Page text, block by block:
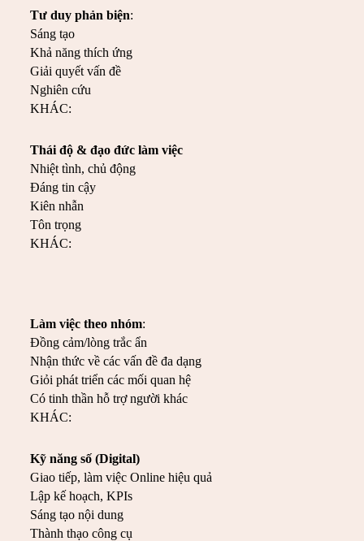
Tư duy phản biện:
Sáng tạo
Khả năng thích ứng
Giải quyết vấn đề
Nghiên cứu
KHÁC:
Thái độ & đạo đức làm việc
Nhiệt tình, chủ động
Đáng tin cậy
Kiên nhẫn
Tôn trọng
KHÁC:
Làm việc theo nhóm:
Đồng cảm/lòng trắc ẩn
Nhận thức về các vấn đề đa dạng
Giỏi phát triển các mối quan hệ
Có tinh thần hỗ trợ người khác
KHÁC:
Kỹ năng số (Digital)
Giao tiếp, làm việc Online hiệu quả
Lập kế hoạch, KPIs
Sáng tạo nội dung
Thành thạo công cụ